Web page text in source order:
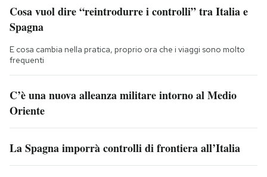
Cosa vuol dire “reintrodurre i controlli” tra Italia e
Spagna
E cosa cambia nella pratica, proprio ora che i viaggi sono molto
frequenti
C’è una nuova alleanza militare intorno al Medio
Oriente
La Spagna imporrà controlli di frontiera all’Italia